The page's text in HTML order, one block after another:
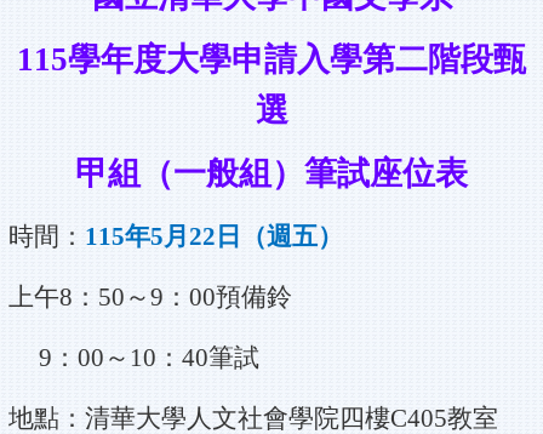
115學年度大學申請入學第二階段甄
選
甲組（一般組）筆試座位表
時間： 115年5 月 22 日（週五）
上午8 ： 50 ～9 ： 00預備鈴
9 ： 00 ～ 10 ： 40筆試
地點：清華大學人文社會學院四樓C405教室